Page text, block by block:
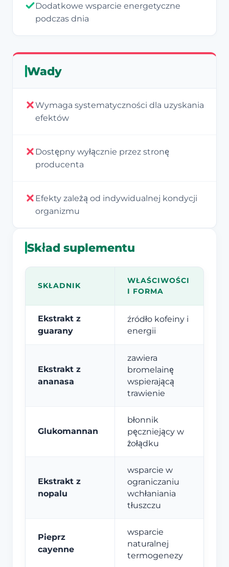
Dodatkowe wsparcie energetyczne
podczas dnia
Wady
Wymaga systematyczności dla uzyskania
efektów
Dostępny wyłącznie przez stronę
producenta
Efekty zależą od indywidualnej kondycji
organizmu
Skład suplementu
SKŁADNIK
WŁAŚCIWOŚCI
I FORMA
Ekstrakt z
guarany
źródło kofeiny i
energii
Ekstrakt z
ananasa
zawiera
bromelainę
wspierającą
trawienie
Glukomannan
błonnik
pęczniejący w
żołądku
Ekstrakt z
nopalu
wsparcie w
ograniczaniu
wchłaniania
tłuszczu
Pieprz
cayenne
wsparcie
naturalnej
termogenezy